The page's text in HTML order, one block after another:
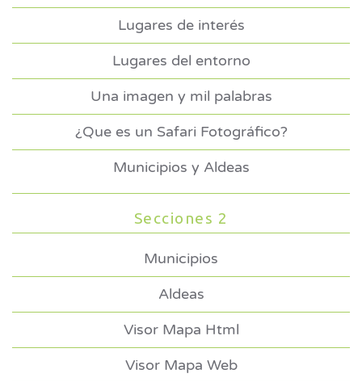
Lugares de interés
Lugares del entorno
Una imagen y mil palabras
¿Que es un Safari Fotográfico?
Municipios y Aldeas
Secciones 2
Municipios
Aldeas
Visor Mapa Html
Visor Mapa Web